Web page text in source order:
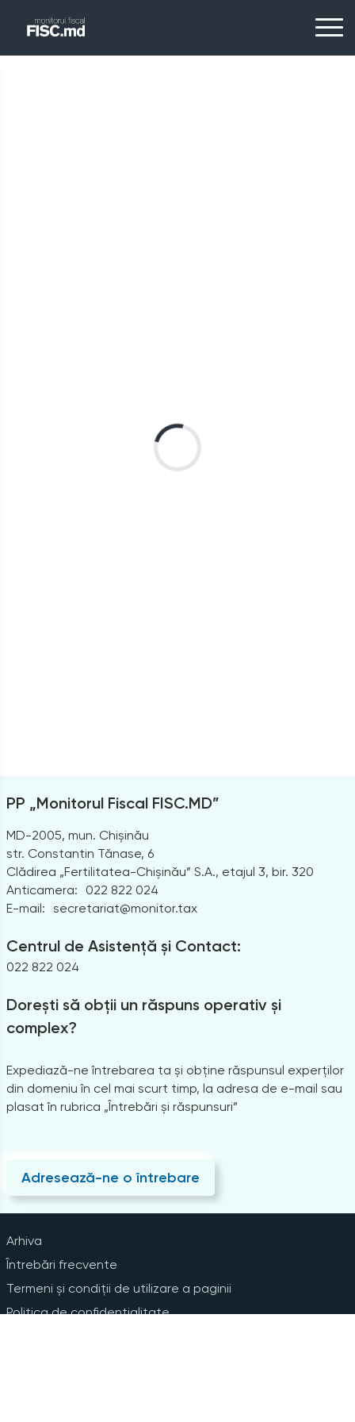
PP „Monitorul Fiscal FISC.MD”
MD-2005, mun. Chișinău
str. Constantin Tănase, 6
Clădirea „Fertilitatea-Chișinău” S.A., etajul 3, bir. 320
Anticamera:
022 822 024
E-mail: secretariat@monitor.tax
Centrul de Asistență și Contact:
022 822 024
Dorești să obții un răspuns operativ și
complex?
Expediază-ne întrebarea ta și obține răspunsul experților
din domeniu în cel mai scurt timp, la adresa de e-mail sau
plasat în rubrica „Întrebări și răspunsuri”
Adresează-ne o întrebare
Arhiva
Întrebări frecvente
Termeni și condiții de utilizare a paginii
Politica de confidențialitate